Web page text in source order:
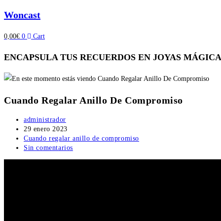
Woncast
0,00€ 0 Cart
ENCAPSULA TUS RECUERDOS EN JOYAS
Cuando Regalar Anillo De Compromiso
Autor
de
la
entrada:
administrador
Publicación
de
la
29 enero 2023
Categoría
de
Cuando regalar anillo de compromiso
Comentarios
Sin comentarios